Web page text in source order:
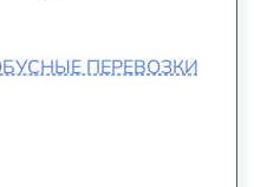
ПЕРЕВОЗКИ